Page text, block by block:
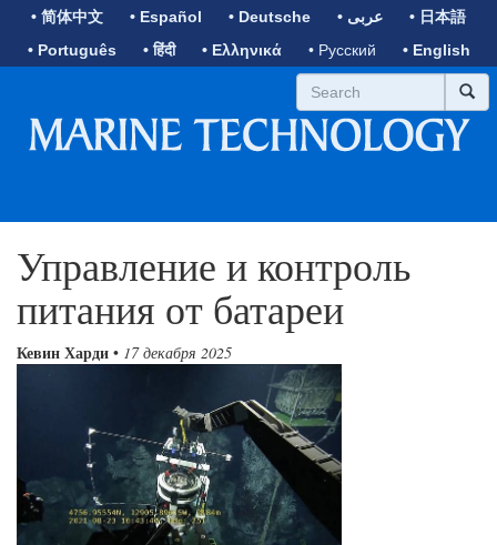
• 简体中文 • Español • Deutsche • عربى
• 日本語
• Português
• हिंदी • Ελληνικά • Русский • English
Управление и контроль
питания от батареи
Кевин Харди • 17 декабря 2025